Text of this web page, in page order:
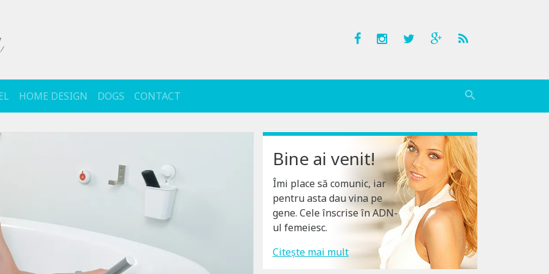
HOME DESIGN DOGS CONTACT
Bine ai venit!
Îmi place să comunic, iar
pentru asta dau vina pe
gene. Cele înscrise în ADN-
ul femeiesc.
Citește mai mult